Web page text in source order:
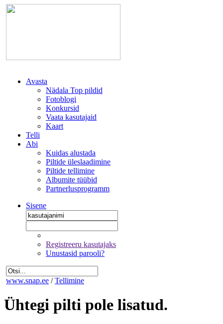
Avasta
Nädala Top pildid
Fotoblogi
Konkursid
Vaata kasutajaid
Kaart
Telli
Abi
Kuidas alustada
Piltide üleslaadimine
Piltide tellimine
Albumite tüübid
Partnerlusprogramm
Sisene
Registreeru kasutajaks
Unustasid parooli?
www.snap.ee / Tellimine
Ühtegi pilti pole lisatud.